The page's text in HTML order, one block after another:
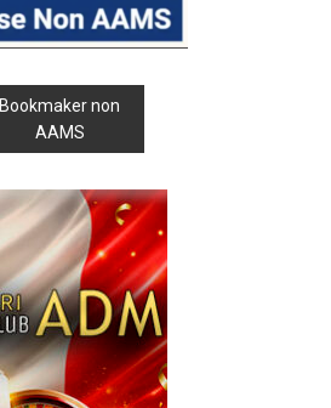
Bookmaker non
AAMS